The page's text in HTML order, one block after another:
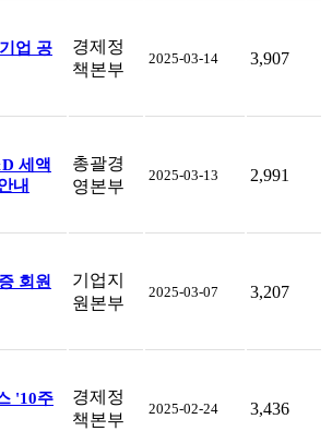
업 공
경제정
책본부
2025-03-14 3,907
세액
내
총괄경
영본부
2025-03-13 2,991
회원
기업지
원본부
2025-03-07 3,207
'10주
경제정
책본부
2025-02-24 3,436